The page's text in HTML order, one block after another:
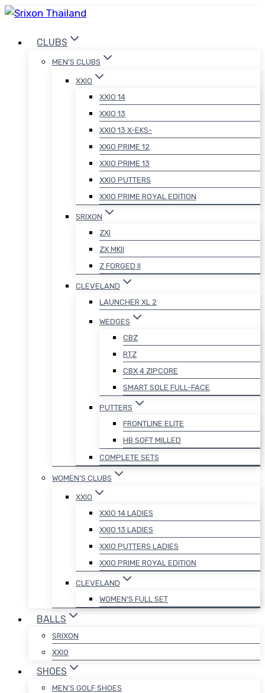
Skip
contentCLUBS
MEN’S CLUBS
XXIO
XXIO 14
XXIO 13
XXIO 13 X-EKS-
XXIO PRIME 12
XXIO PRIME 13
XXIO PUTTERS
XXIO PRIME ROYAL EDITION
SRIXON
ZXI
ZX MKII
Z FORGED II
CLEVELAND
LAUNCHER XL 2
WEDGES
CBZ
RTZ
CBX 4 ZIPCORE
SMART SOLE FULL-FACE
PUTTERS
FRONTLINE ELITE
HB SOFT MILLED
COMPLETE SETS
WOMEN’S CLUBS
XXIO
XXIO 14 LADIES
XXIO 13 LADIES
XXIO PUTTERS LADIES
XXIO PRIME ROYAL EDITION
CLEVELAND
WOMEN’S FULL SET
BALLS
SRIXON
XXIO
SHOES
MEN’S GOLF SHOES